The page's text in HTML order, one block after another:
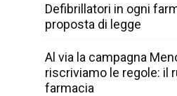
Defibrillatori in ogni
proposta di legge
Al via la campagna
riscriviamo le regole: il
farmacia